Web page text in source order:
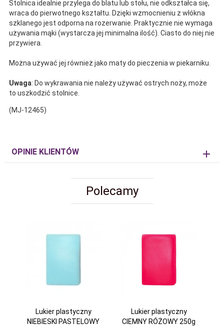
Stolnica idealnie przylega do blatu lub stołu, nie odkształca się,
wraca do pierwotnego kształtu. Dzięki wzmocnieniu z włókna
szklanego jest odporna na rozerwanie. Praktycznie nie wymaga
używania mąki (wystarcza jej minimalna ilość). Ciasto do niej nie
przywiera.
Można używać jej również jako maty do pieczenia w piekarniku.
Uwaga: Do wykrawania nie należy używać ostrych noży, może
to uszkodzić stolnice.
(MJ-12465)
OPINIE KLIENTÓW
Polecamy
Lukier plastyczny
NIEBIESKI PASTELOWY
Lukier plastyczny
CIEMNY RÓŻOWY 250g